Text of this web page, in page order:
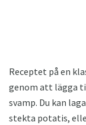
Receptet på en
genom att lägga
svamp. Du kan
stekta potatis,